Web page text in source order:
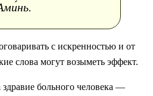
с искренностью и от
слова могут возыметь эффект.
больного человека —